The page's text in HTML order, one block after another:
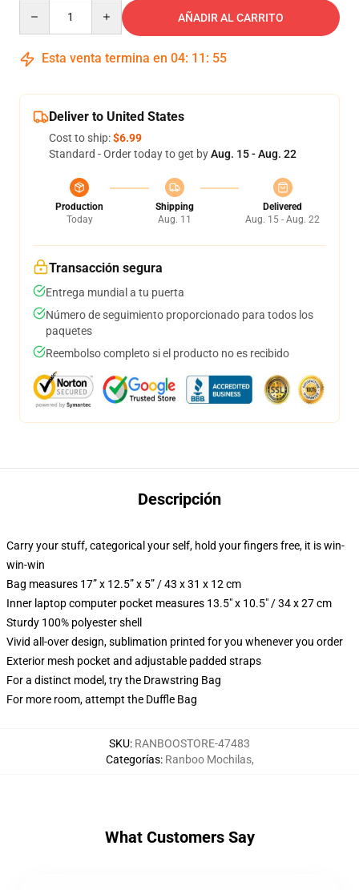
AÑADIR AL CARRITO
Esta venta termina en 04: 11 : 54
Deliver to United States
Cost to ship:$6.99
Standard - Order today to get byAug. 15 - Aug. 22
Production
Today
Shipping
Aug. 11
Delivered
Aug. 15 - Aug. 22
Transacción segura
Entrega mundial a tu puerta
Número de seguimiento proporcionado para todos los
paquetes
Reembolso completo si el producto no es recibido
Descripción
Carry your stuff, categorical your self, hold your fingers free, it is win-
win-win
Bag measures 17” x 12.5” x 5” / 43 x 31 x 12 cm
Inner laptop computer pocket measures 13.5" x 10.5" / 34 x 27 cm
Sturdy 100% polyester shell
Vivid all-over design, sublimation printed for you whenever you order
Exterior mesh pocket and adjustable padded straps
For a distinct model, try the Drawstring Bag
For more room, attempt the Duffle Bag
SKU: RANBOOSTORE-47483
Categorías: Ranboo Mochilas,
What Customers Say